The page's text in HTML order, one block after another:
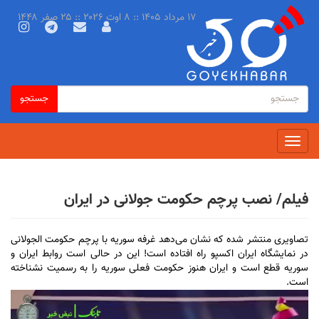
فرم
جستجو
جستجو
جستجو
Toggle
navigation
۱۷ مرداد ۱۴۰۵ :: ۸ اوت ۲۰۲۶ :: ۲۵ صفر ۱۴۴۸
فیلم/ نصب پرچم حکومت جولانی در ایران
تصاویری منتشر شده که نشان می‌دهد غرفه سوریه با پرچم حکومت الجولانی
در نمایشگاه ایران اکسپو راه افتاده است! این در حالی است روابط ایران و
سوریه قطع است و ایران هنوز حکومت فعلی سوریه را به رسمیت نشناخته
است.